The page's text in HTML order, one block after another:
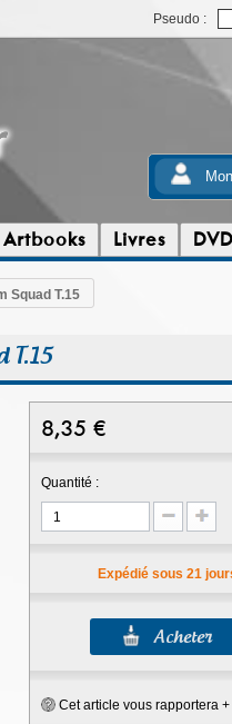
Pseudo :
Artbooks Livres DVD
Squad T.15
T.15
8,35 €
Quantité :
Expédié sous 21
Cet article vous rapportera +